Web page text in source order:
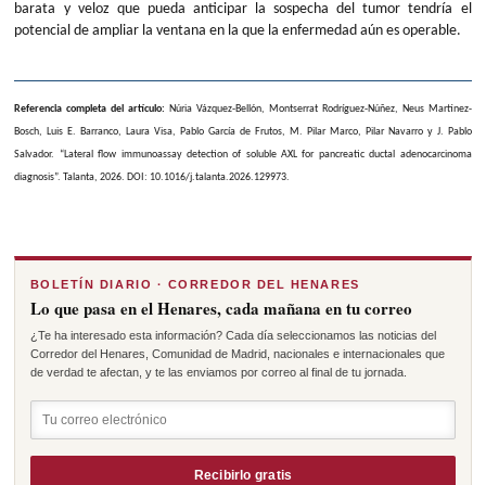
barata y veloz que pueda anticipar la sospecha del tumor tendría el
potencial de ampliar la ventana en la que la enfermedad aún es operable.
Referencia completa del artículo: Núria Vázquez-Bellón, Montserrat Rodríguez-Núñez, Neus Martínez-
Bosch, Luis E. Barranco, Laura Visa, Pablo García de Frutos, M. Pilar Marco, Pilar Navarro y J. Pablo
Salvador. “Lateral flow immunoassay detection of soluble AXL for pancreatic ductal adenocarcinoma
diagnosis”. Talanta, 2026. DOI: 10.1016/j.talanta.2026.129973.
BOLETÍN DIARIO · CORREDOR DEL HENARES
Lo que pasa en el Henares, cada mañana en tu correo
¿Te ha interesado esta información? Cada día seleccionamos las noticias del
Corredor del Henares, Comunidad de Madrid, nacionales e internacionales que
de verdad te afectan, y te las enviamos por correo al final de tu jornada.
Recibirlo gratis